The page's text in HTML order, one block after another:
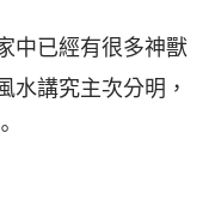
中已經有很多神獸
水講究主次分明，